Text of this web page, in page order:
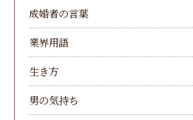
成婚者の言葉
業界用語
生き方
男の気持ち